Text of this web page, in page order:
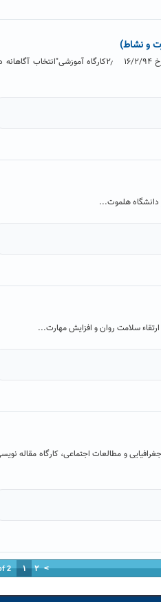
و نشاط)
۱٫کارگاه آموزشی "مقابله با کمرویی وکسب اعتماد به نفس " روز چهارشنبه مورخ ۱۶/۲/۹۴ ۲٫کارگاه آموزشی"انتخاب
دانشگاه هلموت...
سلامت روان و افزایش مهارت...
و مطالعات اجتماعی، کارگاه مقاله
2 ۱ ۲ >